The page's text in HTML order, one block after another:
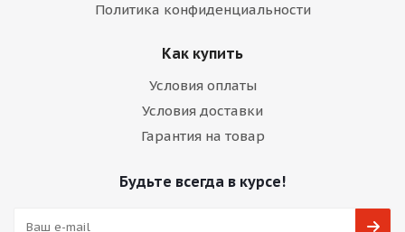
Политика конфиденциальности
Как купить
Условия оплаты
Условия доставки
Гарантия на товар
Будьте всегда в курсе!